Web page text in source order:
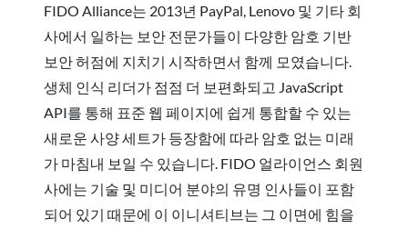
FIDO Alliance는 2013년 PayPal, Lenovo 및 기타 회
사에서 일하는 보안 전문가들이 다양한 암호 기반
보안 허점에 지치기 시작하면서 함께 모였습니다.
생체 인식 리더가 점점 더 보편화되고 JavaScript
API를 통해 표준 웹 페이지에 쉽게 통합할 수 있는
새로운 사양 세트가 등장함에 따라 암호 없는 미래
가 마침내 보일 수 있습니다. FIDO 얼라이언스 회원
사에는 기술 및 미디어 분야의 유명 인사들이 포함
되어 있기 때문에 이 이니셔티브는 그 이면에 힘을